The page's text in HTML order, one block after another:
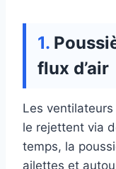
flux d’air
Les ventilateurs
le rejettent via
temps, la
ailettes et